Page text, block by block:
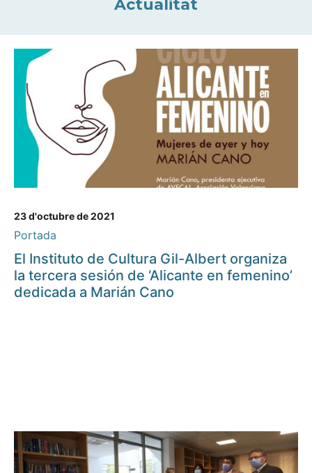
Actualitat
23 d'octubre de 2021
Portada
El Instituto de Cultura Gil-Albert organiza
la tercera sesión de ‘Alicante en femenino’
dedicada a Marián Cano